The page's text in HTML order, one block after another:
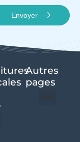
Envoyer
Autres
pages